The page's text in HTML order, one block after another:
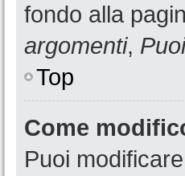
fondo alla
argomenti,
Top
Come
Puoi